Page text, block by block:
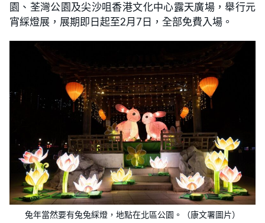
園、荃灣公園及尖沙咀香港文化中心露天廣場，舉行元
宵綵燈展，展期即日起至2月7日，全部免費入場。
兔年當然要有兔兔綵燈，地點在北區公園。（康文署圖片）